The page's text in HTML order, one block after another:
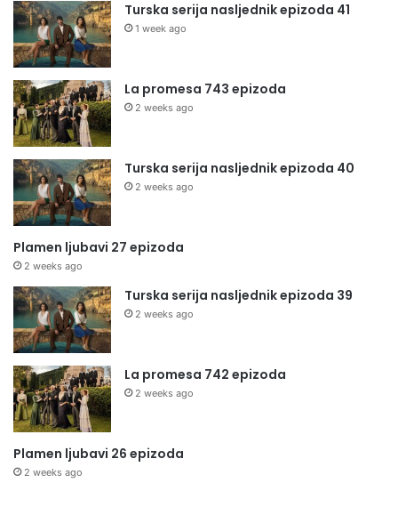
Turska serija nasljednik epizoda 41
1 week ago
La promesa 743 epizoda
2 weeks ago
Turska serija nasljednik epizoda 40
2 weeks ago
Plamen ljubavi 27 epizoda
2 weeks ago
Turska serija nasljednik epizoda 39
2 weeks ago
La promesa 742 epizoda
2 weeks ago
Plamen ljubavi 26 epizoda
2 weeks ago